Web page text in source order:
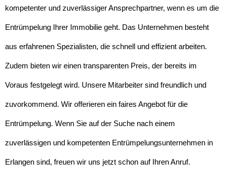
kompetenter und zuverlässiger Ansprechpartner, wenn es um die
Entrümpelung Ihrer Immobilie geht. Das Unternehmen besteht
aus erfahrenen Spezialisten, die schnell und effizient arbeiten.
Zudem bieten wir einen transparenten Preis, der bereits im
Voraus festgelegt wird. Unsere Mitarbeiter sind freundlich und
zuvorkommend. Wir offerieren ein faires Angebot für die
Entrümpelung. Wenn Sie auf der Suche nach einem
zuverlässigen und kompetenten Entrümpelungsunternehmen in
Erlangen sind, freuen wir uns jetzt schon auf Ihren Anruf.